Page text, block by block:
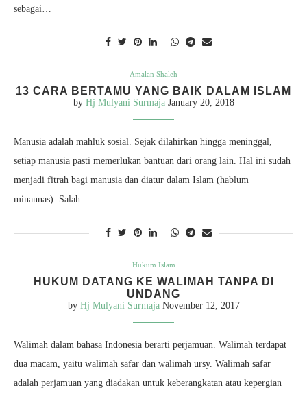
sebagai…
Amalan Shaleh
13 CARA BERTAMU YANG BAIK DALAM ISLAM
by Hj Mulyani Surmaja January 20, 2018
Manusia adalah mahluk sosial. Sejak dilahirkan hingga meninggal,
setiap manusia pasti memerlukan bantuan dari orang lain. Hal ini sudah
menjadi fitrah bagi manusia dan diatur dalam Islam (hablum
minannas). Salah…
Hukum Islam
HUKUM DATANG KE WALIMAH TANPA DI
UNDANG
by Hj Mulyani Surmaja November 12, 2017
Walimah dalam bahasa Indonesia berarti perjamuan. Walimah terdapat
dua macam, yaitu walimah safar dan walimah ursy. Walimah safar
adalah perjamuan yang diadakan untuk keberangkatan atau kepergian